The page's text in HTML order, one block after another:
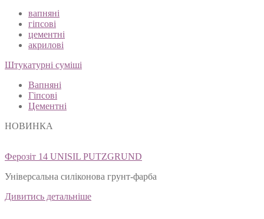
вапняні
гіпсові
цементні
акрилові
Штукатурні суміші
Вапняні
Гіпсові
Цементні
НОВИНКА
Ферозіт 14 UNISIL PUTZGRUND
Універсальна силіконова грунт-фарба
Дивитись детальніше